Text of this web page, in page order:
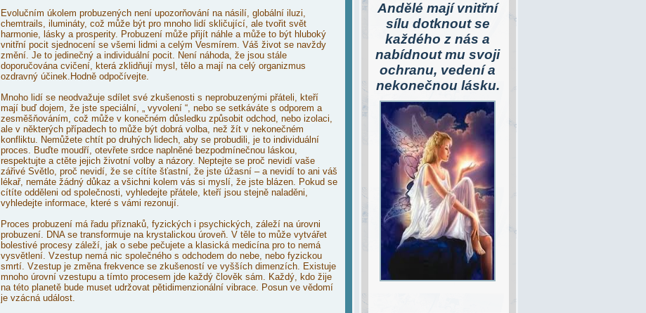
Evolučním úkolem probuzených není upozorňování na násilí, globální iluzi,
chemtrails, ilumináty, což může být pro mnoho lidí skličující, ale tvořit svět
harmonie, lásky a prosperity. Probuzení může přijít náhle a může to být hluboký
vnitřní pocit sjednocení se všemi lidmi a celým Vesmírem. Váš život se navždy
změní. Je to jedinečný a individuální pocit. Není náhoda, že jsou stále
doporučována cvičení, která zklidňují mysl, tělo a mají na celý organizmus
ozdravný účinek. Hodně odpočívejte.
Mnoho lidí se neodvažuje sdílet své zkušenosti s neprobuzenými přáteli, kteří
mají buď dojem, že jste speciální, „ vyvolení “, nebo se setkáváte s odporem a
zesměšňováním, což může v konečném důsledku způsobit odchod, nebo izolaci,
ale v některých případechto může být dobrá volba, než žít v nekonečném
konfliktu. Nemůžete chtít po druhých lidech, aby se probudili, je to individuální
proces. Buďte moudří, otevřete srdce naplněné bezpodmínečnou láskou,
respektujte a ctěte jejich životní volby a názory. Neptejte se proč nevidí vaše
zářivé Světlo, proč nevidí, že se cítíte šťastní, že jste úžasní – a nevidí to ani váš
lékař, nemáte žádný důkaz a všichni kolem vás si myslí, že jste blázen. Pokud se
cítíte odděleni od společnosti, vyhledejte přátele, kteří jsou stejně naladěni,
vyhledejte informace, které s vámi rezonují.
Proces probuzení má řadu příznaků, fyzických i psychických, záleží na úrovni
probuzení. DNA se transformuje na krystalickou úroveň. V těle to může vytvářet
bolestivé procesy záleží, jak o sebe pečujete a klasická medicína pro to nemá
vysvětlení. Vzestup nemá nic společného s odchodem do nebe, nebo fyzickou
smrtí. Vzestup je změna frekvence se zkušeností ve vyšších dimenzích. Existuje
mnoho úrovní vzestupu a tímto procesem jde každý člověk sám. Každý, kdo žije
na této planetě bude muset udržovat pětidimenzionální vibrace. Posun ve vědomí
je vzácná událost.
Andělé mají vnitřní
sílu dotknout se
každého z nás a
nabídnout mu svoji
ochranu, vedení a
nekonečnou lásku.